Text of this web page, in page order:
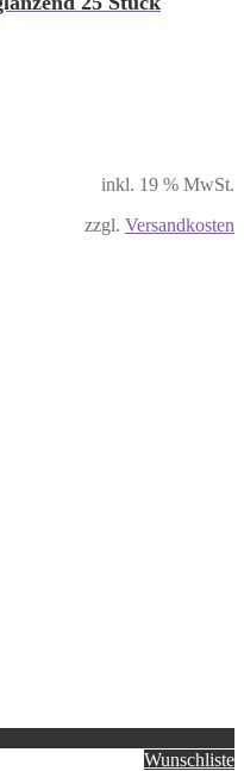
inkl. 19 % MwSt.
zzgl. Versandkosten
Wunschliste